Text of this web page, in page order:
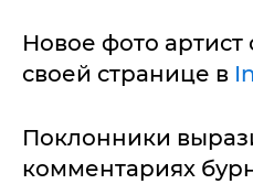
Новое фото
своей странице в
Поклонники
комментариях